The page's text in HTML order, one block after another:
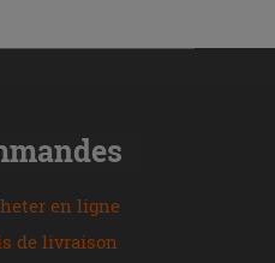
en ligne
de livraison